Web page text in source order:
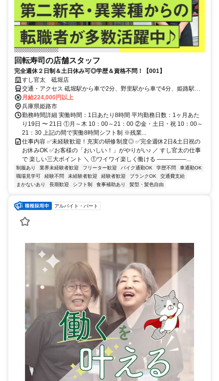
回転寿司の店舗スタッフ
完全週休２日制＆土日休み可◎学歴＆資格不問！【001】
すし官太 砥堀店
交通・アクセス 砥堀駅から車で2分、野里駅から車で4分、姫路駅か
ら車で18分
月給224,000円以上
兵庫県姫路市
勤務時間詳細 実働時間：1日あたり8時間 平均勤務日数：1ヶ月あた
り19日 〜 21日 ①月～木 10：00～21：00 ②金・土日・祝 10：00～
21：30 上記の間で実働8時間シフト制 ※残業...
仕事内容 ✅未経験歓迎！充実の研修制度◎ ✅完全週休2日&土日祝の
お休みOK ✅お客様の「おいしい！」がやりがい♪ ／ すし官太の仕事
で 楽しい三大ポイント ＼ ①ワイワイ楽しく働ける ―――――...
制服あり 業界未経験者歓迎 フリーター歓迎 バイク通勤OK 学歴不問
車通勤OK
職場見学可
経験不問 未経験者歓迎 経験者歓迎 ブランクOK
交通費支給
まかないあり
長期歓迎 シフト制 食事補助あり 髪型・髪色自由
アルバイト・パート